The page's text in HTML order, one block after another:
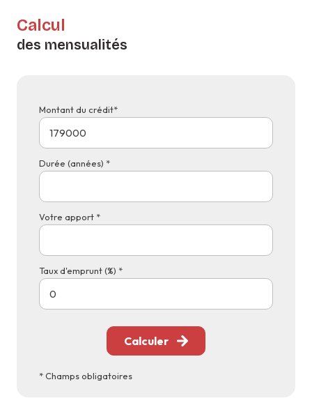
Calcul
des mensualités
Montant du crédit*
Durée (années) *
Votre apport *
Taux d'emprunt (%) *
Calculer
* Champs obligatoires